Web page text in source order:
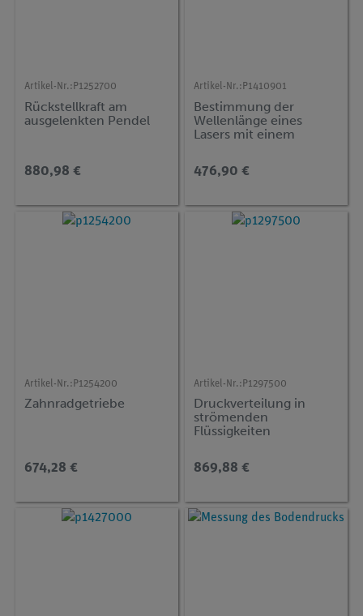
Artikel-Nr.: P1252700
Rückstellkraft am
ausgelenkten Pendel
880,98 €
Artikel-Nr.: P1410901
Bestimmung der
Wellenlänge eines
Lasers mit einem
476,90 €
Artikel-Nr.: P1254200
Zahnradgetriebe
674,28 €
Artikel-Nr.: P1297500
Druckverteilung in
strömenden
Flüssigkeiten
869,88 €